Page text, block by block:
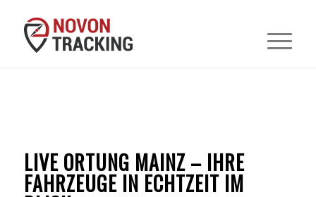
LIVE ORTUNG MAINZ – IHRE
FAHRZEUGE IN ECHTZEIT IM